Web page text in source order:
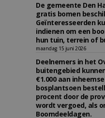
De gemeente Den
gratis bomen
Geïnteresseerden
indienen om een
hun tuin, terrein of
maandag 15 juni 2026
Deelnemers in het
buitengebied
€1.000 aan
bosplantsoen
procent door de
wordt vergoed, als
Boomdeeldagen.